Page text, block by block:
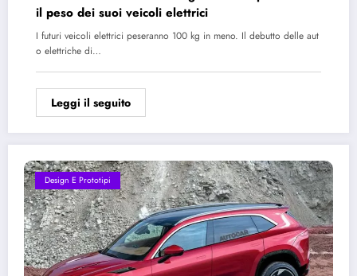
il peso dei suoi veicoli elettrici
I futuri veicoli elettrici peseranno 100 kg in meno. Il debutto delle aut
o elettriche di…
Leggi il seguito
Design E Prototipi